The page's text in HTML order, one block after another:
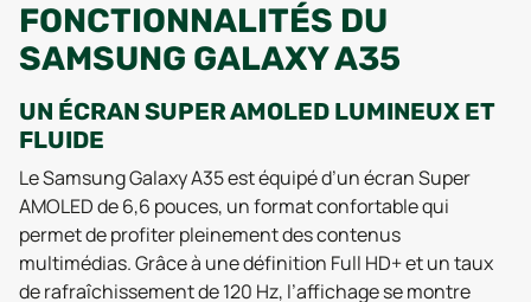
FONCTIONNALITÉS DU
SAMSUNG GALAXY A35
UN ÉCRAN SUPER AMOLED LUMINEUX ET
FLUIDE
Le Samsung Galaxy A35 est équipé d’un écran Super
AMOLED de 6,6 pouces, un format confortable qui
permet de profiter pleinement des contenus
multimédias. Grâce à une définition Full HD+ et un taux
de rafraîchissement de 120 Hz, l’affichage se montre